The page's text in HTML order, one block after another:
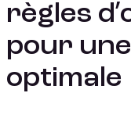
règles
pour
optimale